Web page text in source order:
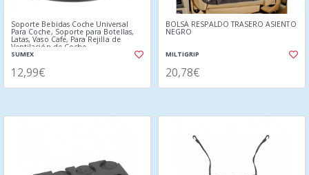
Soporte Bebidas Coche Universal
Para Coche, Soporte para Botellas,
Latas, Vaso Cafe, Para Rejilla de
Ventilación de Coche
SUMEX
12,99€
BOLSA RESPALDO TRASERO ASIENTO
NEGRO
MILTIGRIP
20,78€